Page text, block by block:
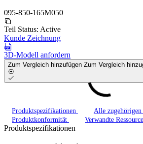
095-850-165M050
Teil Status: Active
Kunde Zeichnung
3D-Modell anfordern
Zum Vergleich hinzufügen Zum Vergleich
Produktspezifikationen
Alle
Produktkonformität
Verwandte
Produktspezifikationen